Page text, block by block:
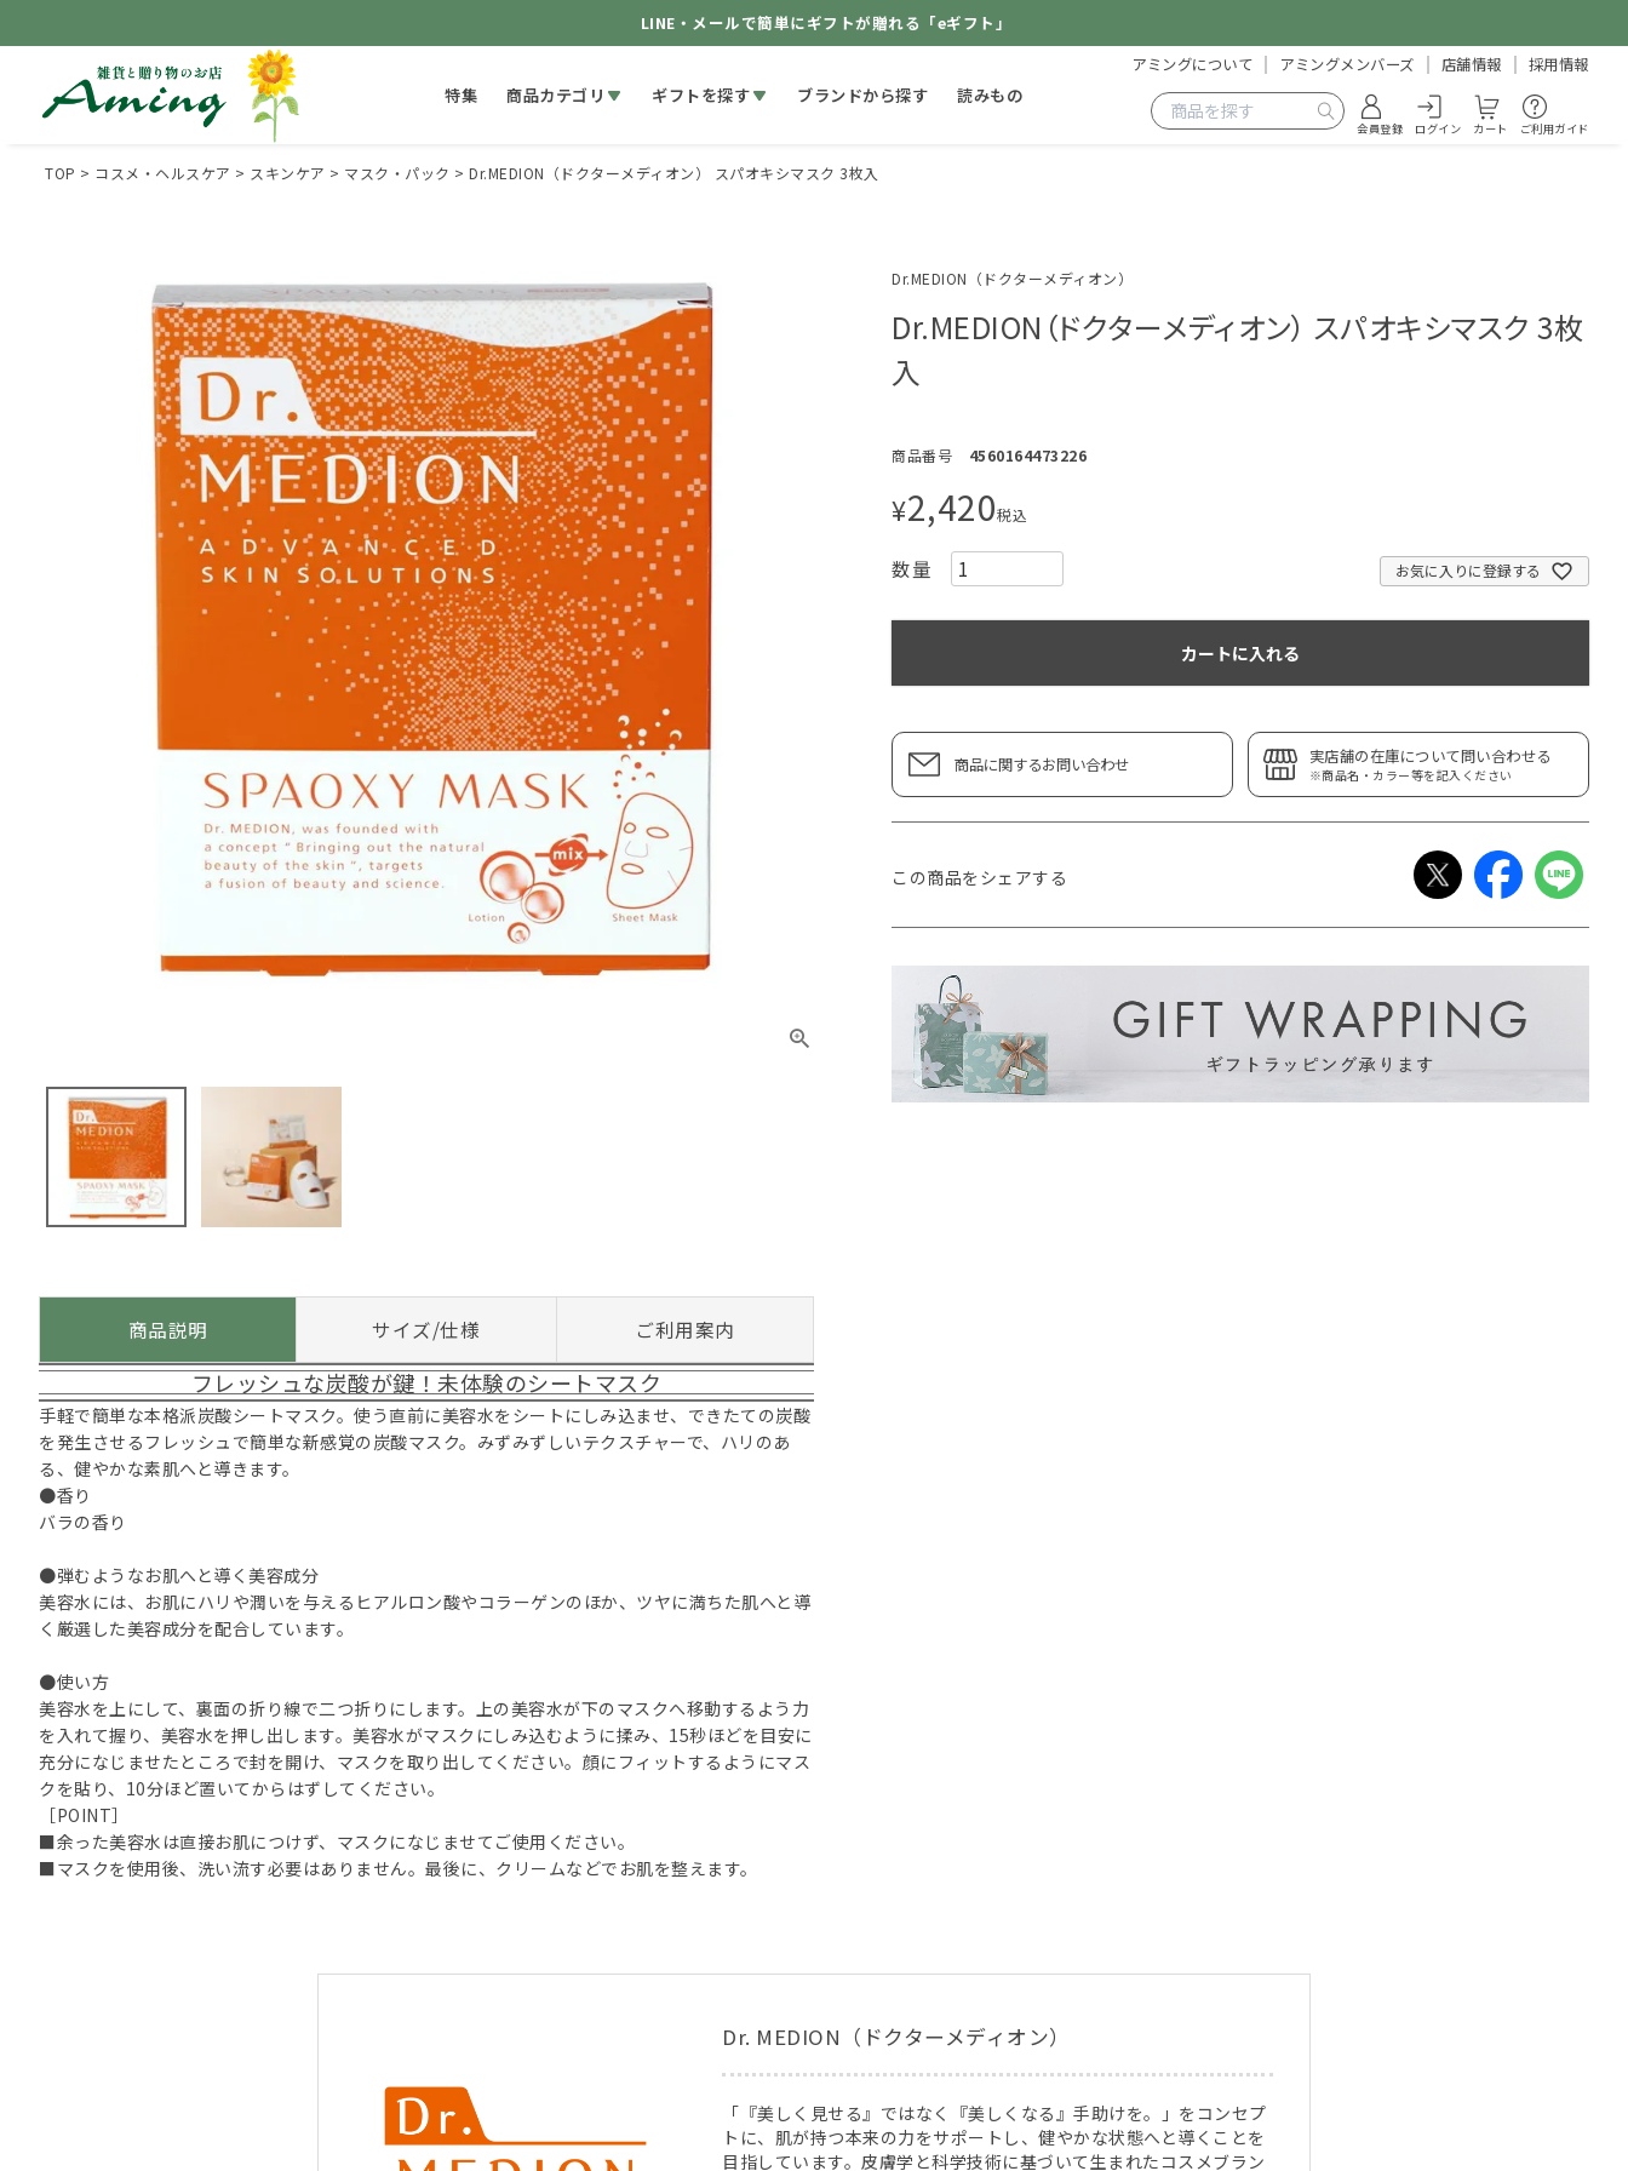
LINE・メールで簡単にギフトが贈れる「eギフト」
特集 商品カテゴリ ギフトを探す ブランドから探す 読みもの
アミングについて アミングメンバーズ 店舗情報 採用情報
会員登録 ログイン カート ご利用ガイド
TOP コスメ・ヘルスケア スキンケア マスク・パック Dr.MEDION（ドクターメディオン） スパオキシマスク 3枚入
商品説明 サイズ/仕様 ご利用案内
フレッシュな炭酸が鍵！未体験のシートマスク
手軽で簡単な本格派炭酸シートマスク。使う直前に美容水をシートにしみ込ませ、できたての炭酸
を発生させるフレッシュで簡単な新感覚の炭酸マスク。みずみずしいテクスチャーで、ハリのあ
る、健やかな素肌へと導きます。
●香り
バラの香り
●弾むようなお肌へと導く美容成分
美容水には、お肌にハリや潤いを与えるヒアルロン酸やコラーゲンのほか、ツヤに満ちた肌へと導
く厳選した美容成分を配合しています。
●使い方
美容水を上にして、裏面の折り線で二つ折りにします。上の美容水が下のマスクへ移動するよう力
を入れて握り、美容水を押し出します。美容水がマスクにしみ込むように揉み、15秒ほどを目安に
充分になじませたところで封を開け、マスクを取り出してください。顔にフィットするようにマス
クを貼り、10分ほど置いてからはずしてください。
［POINT］
■余った美容水は直接お肌につけず、マスクになじませてご使用ください。
■マスクを使用後、洗い流す必要はありません。最後に、クリームなどでお肌を整えます。
Dr.MEDION（ドクターメディオン）
Dr.MEDION（ドクターメディオン） スパオキシマスク 3枚
入
商品番号 4560164473226
¥2,420税込
お気に入りに登録する
カートに入れる
商品に関するお問い合わせ 実店舗の在庫について問い合わせる
※商品名・カラー等を記入ください
この商品をシェアする
Dr. MEDION（ドクターメディオン）
「『美しく見せる』ではなく『美しくなる』手助けを。」をコンセプ
トに、肌が持つ本来の力をサポートし、健やかな状態へと導くことを
目指しています。皮膚学と科学技術に基づいて生まれたコスメブラン